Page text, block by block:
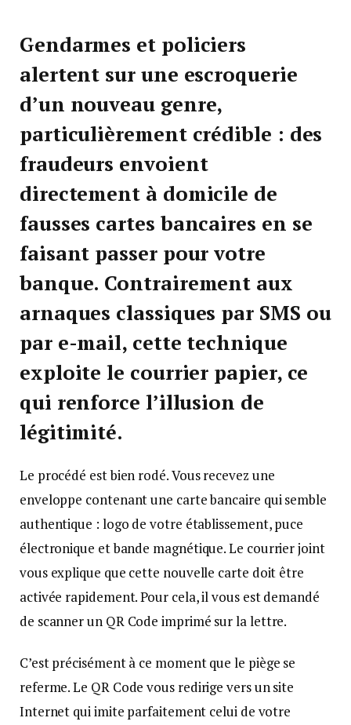
Gendarmes et policiers
alertent sur une escroquerie
d’un nouveau genre,
particulièrement crédible : des
fraudeurs envoient
directement à domicile de
fausses cartes bancaires en se
faisant passer pour votre
banque. Contrairement aux
arnaques classiques par SMS ou
par e-mail, cette technique
exploite le courrier papier, ce
qui renforce l’illusion de
légitimité.
Le procédé est bien rodé. Vous recevez une
enveloppe contenant une carte bancaire qui semble
authentique : logo de votre établissement, puce
électronique et bande magnétique. Le courrier joint
vous explique que cette nouvelle carte doit être
activée rapidement. Pour cela, il vous est demandé
de scanner un QR Code imprimé sur la lettre.
C’est précisément à ce moment que le piège se
referme. Le QR Code vous redirige vers un site
Internet qui imite parfaitement celui de votre